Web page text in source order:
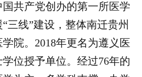
共产党创办的第一所医学
三线”建设，整体南迁贵州
院。2018年更名为遵义医
位授予单位。经过76年的